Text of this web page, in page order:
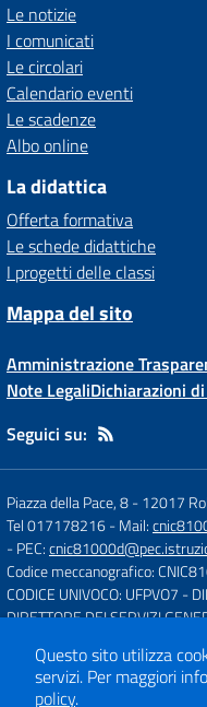
Le notizie
I comunicati
Le circolari
Calendario eventi
Le scadenze
Albo online
La didattica
Offerta formativa
Le schede didattiche
I progetti delle classi
Mappa del sito
Amministrazione
Note LegaliDichiarazioni
Seguici su:
Piazza della Pace, 8-12017
Tel 017178216- Mail:
- PEC:
Codice meccanografico:
CODICE UNIVOCO: UFPVO7 -
DIRETTORE DEI SERVIZI
Questo sito utilizza
servizi. Per maggiori
policy.